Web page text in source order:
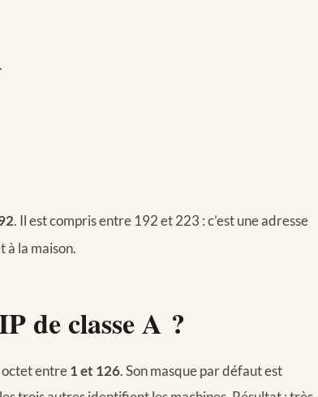
.
. Il est compris entre 192 et 223 : c’est une adresse
à la maison.
de classe A ?
entre1 et 126. Son masque par défaut est